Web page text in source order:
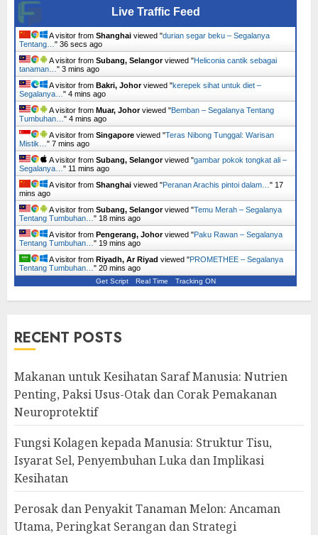
Live Traffic Feed
A visitor from Shanghai viewed "durian segar beku – Segalanya
Tentang… " 37 secs ago
A visitor from Subang, Selangorviewed "Heliconia cantik sebagai
tanaman… " 3 mins ago
A visitor from Bakri, Johorviewed "kerepek sihat untuk diet –
Segalanya… " 4 mins ago
A visitor from Muar, Johorviewed "Bemban – Segalanya Tentang
Tumbuhan… " 4 mins ago
A visitor from Singapore viewed "Teras Nibong Tunggal: Warisan
Mistik… " 7 mins ago
A visitor from Subang, Selangorviewed "gambar pokok tongkat ali –
Segalanya… " 11 mins ago
A visitor from Shanghai viewed "Peranan Arachis pintoi dalam… " 17
mins ago
A visitor from Subang, Selangorviewed "Temu Merah – Segalanya
Tentang Tumbuhan… " 18 mins ago
A visitor from Pengerang, Johorviewed "Paku Rawan – Segalanya
Tentang Tumbuhan… " 19 mins ago
A visitor from Riyadh, Ar Riyad viewed "PROMETHEE – Segalanya
Tentang Tumbuhan… " 20 mins ago
Get Script Real Time Tracking ON
RECENT POSTS
Makanan untuk Kesihatan Saraf Manusia: Nutrien
Penting, Paksi Usus-Otak dan Corak Pemakanan
Neuroprotektif
Fungsi Kolagen kepada Manusia: Struktur Tisu,
Isyarat Sel, Penyembuhan Luka dan Implikasi
Kesihatan
Perosak dan Penyakit Tanaman Melon: Ancaman
Utama, Peringkat Serangan dan Strategi